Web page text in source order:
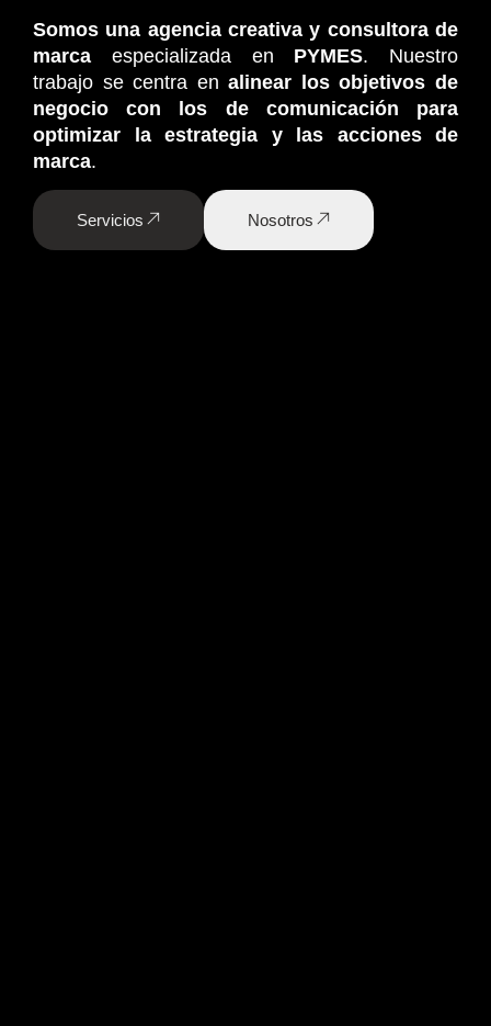
Somos una agencia creativa y consultora de
marca especializada en PYMES. Nuestro
trabajo se centra enalinear los objetivos de
negocio con los de comunicación para
optimizar la estrategia y las acciones de
marca.
Servicios Nosotros